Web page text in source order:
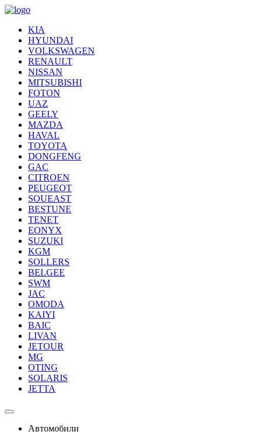
KIA
HYUNDAI
VOLKSWAGEN
RENAULT
NISSAN
MITSUBISHI
FOTON
UAZ
GEELY
MAZDA
HAVAL
TOYOTA
DONGFENG
GAC
CITROEN
PEUGEOT
SOUEAST
BESTUNE
TENET
EONYX
SUZUKI
KGM
SOLLERS
BELGEE
SWM
JAC
OMODA
KAIYI
BAIC
LIVAN
JETOUR
MG
OTING
SOLARIS
JETTA
Автомобили